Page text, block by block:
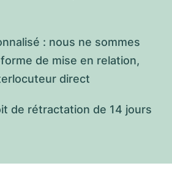
: nous ne sommes
de mise en relation,
direct
de rétractation de 14 jours